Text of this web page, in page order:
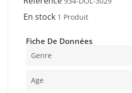
En stock 1 Produit
Fiche De Données
Genre
Age